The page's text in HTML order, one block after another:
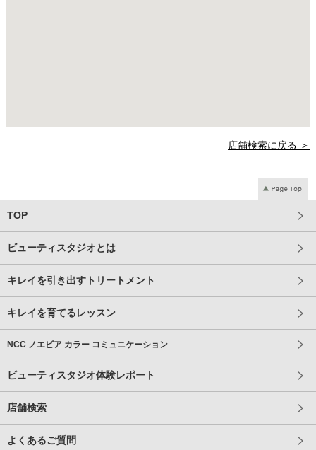
店舗検索に戻る ＞
TOP
ビューティスタジオとは
キレイを引き出すトリートメント
キレイを育てるレッスン
NCC ノエビア カラー コミュニケーション
ビューティスタジオ体験レポート
店舗検索
よくあるご質問